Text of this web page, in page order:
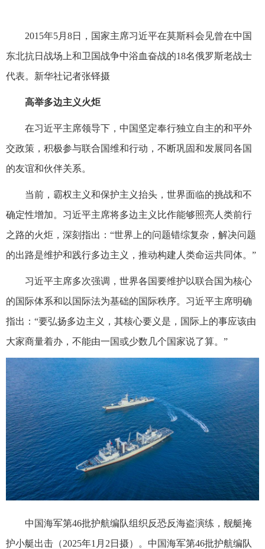
2015年5月8日，国家主席习近平在莫斯科会见曾在中国
东北抗日战场上和卫国战争中浴血奋战的18名俄罗斯老战士
代表。新华社记者张铎摄
高举多边主义火炬
在习近平主席领导下，中国坚定奉行独立自主的和平外
交政策，积极参与联合国维和行动，不断巩固和发展同各国
的友谊和伙伴关系。
当前，霸权主义和保护主义抬头，世界面临的挑战和不
确定性增加。习近平主席将多边主义比作能够照亮人类前行
之路的火炬，深刻指出：“世界上的问题错综复杂，解决问题
的出路是维护和践行多边主义，推动构建人类命运共同体。”
习近平主席多次强调，世界各国要维护以联合国为核心
的国际体系和以国际法为基础的国际秩序。习近平主席明确
指出：“要弘扬多边主义，其核心要义是，国际上的事应该由
大家商量着办，不能由一国或少数几个国家说了算。”
中国海军第46批护航编队组织反恐反海盗演练，舰艇掩
护小艇出击（2025年1月2日摄）。中国海军第46批护航编队